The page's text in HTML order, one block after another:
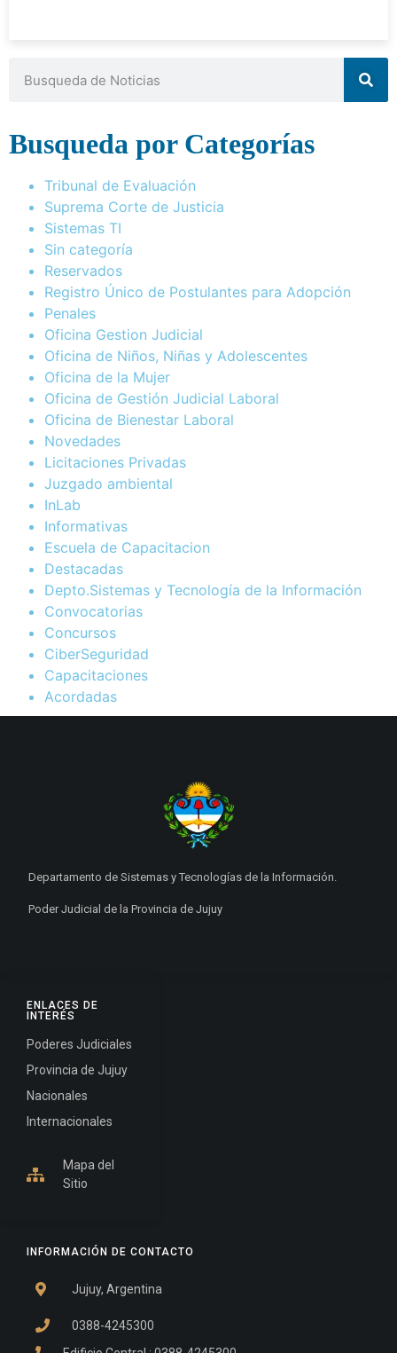
Busqueda por Categorías
Tribunal de Evaluación
Suprema Corte de Justicia
Sistemas TI
Sin categoría
Reservados
Registro Único de Postulantes para Adopción
Penales
Oficina Gestion Judicial
Oficina de Niños, Niñas y Adolescentes
Oficina de la Mujer
Oficina de Gestión Judicial Laboral
Oficina de Bienestar Laboral
Novedades
Licitaciones Privadas
Juzgado ambiental
InLab
Informativas
Escuela de Capacitacion
Destacadas
Depto.Sistemas y Tecnología de la Información
Convocatorias
Concursos
CiberSeguridad
Capacitaciones
Acordadas
INFORMACIÓN DE CONTACTO
Jujuy, Argentina
0388-4245300
ENLACES DE
INTERÉS
Poderes Judiciales
Provincia de Jujuy
Nacionales
Internacionales
Mapa del
Sitio
Departamento de Sistemas y Tecnologías de la Información.
Poder Judicial de la Provincia de Jujuy